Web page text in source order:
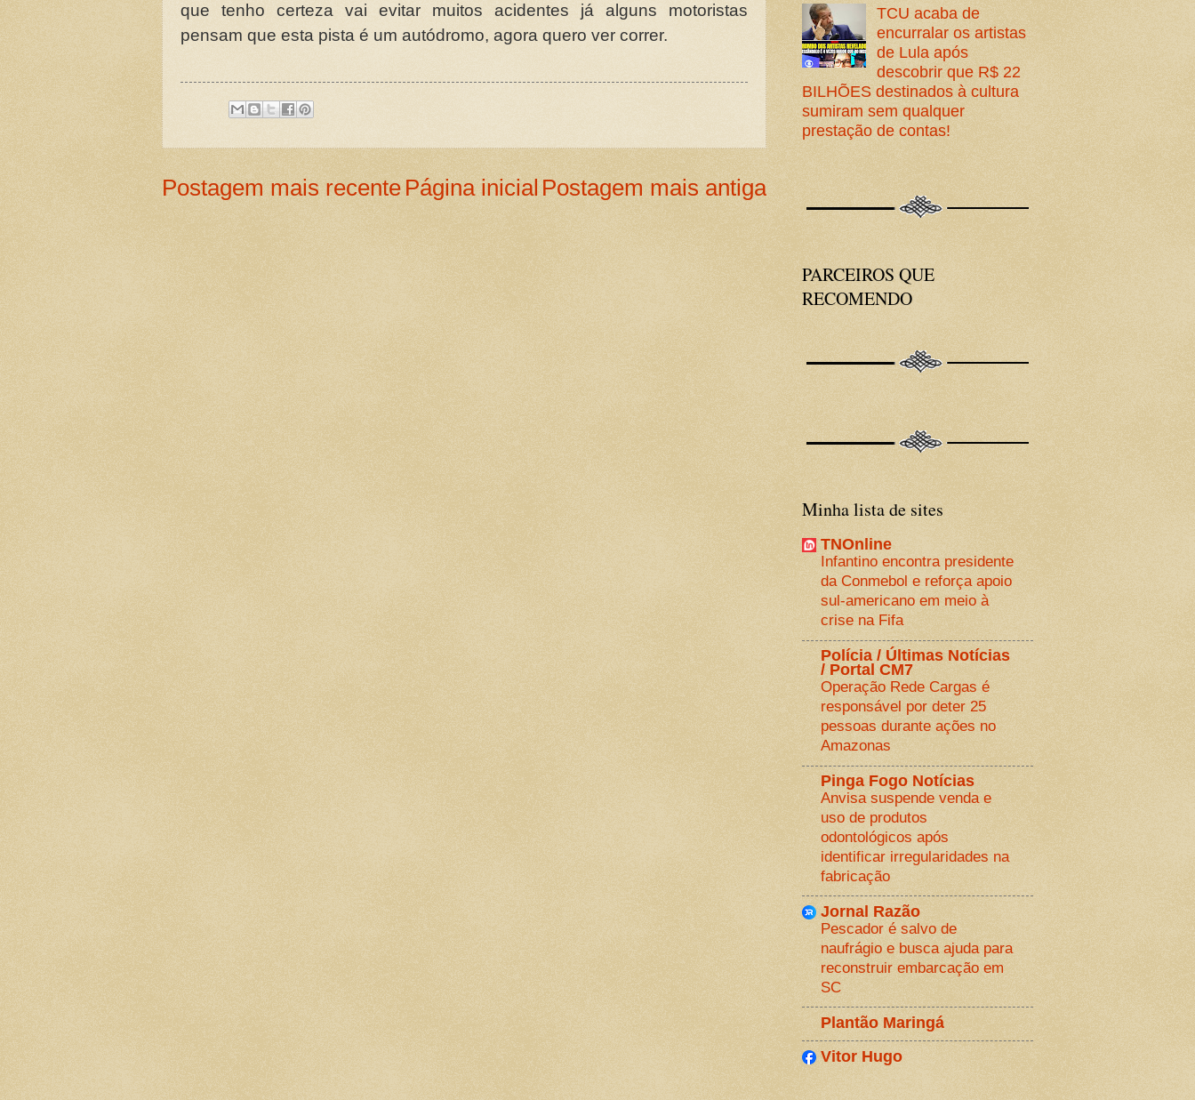
que tenho certeza vai evitar muitos acidentes já alguns motoristas
pensam que esta pista é um autódromo, agora quero ver correr.
Postagem mais recente Postagem mais antiga
Página inicial
TCU acaba de
encurralar os artistas
de Lula após
descobrir que R$ 22
BILHÕES destinados à cultura
sumiram sem qualquer
prestação de contas!
PARCEIROS QUE
RECOMENDO
Minha lista de sites
TNOnline
Infantino encontra presidente
da Conmebol e reforça apoio
sul-americano em meio à
crise na Fifa
Polícia / Últimas Notícias
/ Portal CM7
Operação Rede Cargas é
responsável por deter 25
pessoas durante ações no
Amazonas
Pinga Fogo Notícias
Anvisa suspende venda e
uso de produtos
odontológicos após
identificar irregularidades na
fabricação
Jornal Razão
Pescador é salvo de
naufrágio e busca ajuda para
reconstruir embarcação em
SC
Plantão Maringá
Vitor Hugo